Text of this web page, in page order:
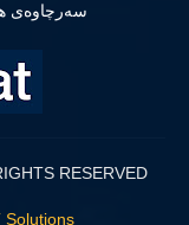
سەرچاوەی
RESERVED
Solutions